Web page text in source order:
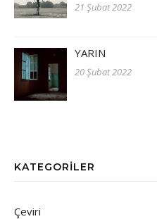
21 Şubat 2022
YARIN
20 Şubat 2022
KATEGORILER
Çeviri